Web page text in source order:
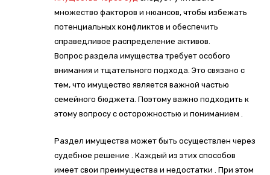
множество факторов и нюансов, чтобы избежать
потенциальных конфликтов и обеспечить
справедливое распределение активов.
Вопрос раздела имущества требует особого
внимания и тщательного подхода. Это связано с
тем, что имущество является важной частью
семейного бюджета. Поэтому важно подходить к
этому вопросу с осторожностью и пониманием .
Раздел имущества может быть осуществлен через
судебное решение . Каждый из этих способов
имеет свои преимущества и недостатки . При этом